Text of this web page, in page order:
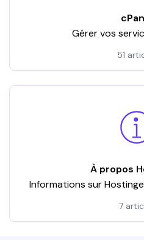
Gérer vos
51
À propos
Informations sur
7